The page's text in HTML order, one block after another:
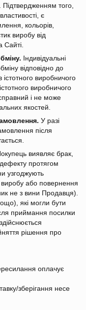
того,
є
кольорів,
виробу від
Сайті.
Індивідуальні
відповідно до
виробничого
виробничого
і не може
якостей.
У разі
після
виявляє брак,
протягом
узгоджують
або повернення
не з вини Продавця).
які могли бути
приймання посилки
рішення про
оплачує
зберігання несе